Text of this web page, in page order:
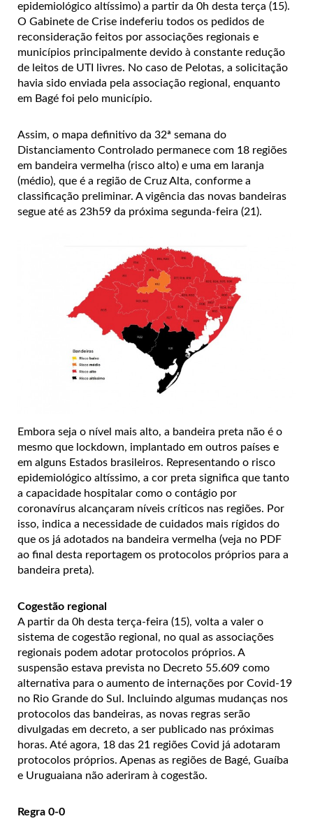
epidemiológico altíssimo) a partir da 0h desta terça (15).
O Gabinete de Crise indeferiu todos os pedidos de
reconsideração feitos por associações regionais e
municípios principalmente devido à constante redução
de leitos de UTI livres. No caso de Pelotas, a solicitação
havia sido enviada pela associação regional, enquanto
em Bagé foi pelo município.
Assim, o mapa definitivo da 32ª semana do
Distanciamento Controlado permanece com 18 regiões
em bandeira vermelha (risco alto) e uma em laranja
(médio), que é a região de Cruz Alta, conforme a
classificação preliminar. A vigência das novas bandeiras
segue até as 23h59 da próxima segunda-feira (21).
Embora seja o nível mais alto, a bandeira preta não é o
mesmo que lockdown, implantado em outros países e
em alguns Estados brasileiros. Representando o risco
epidemiológico altíssimo, a cor preta significa que tanto
a capacidade hospitalar como o contágio por
coronavírus alcançaram níveis críticos nas regiões. Por
isso, indica a necessidade de cuidados mais rígidos do
que os já adotados na bandeira vermelha (veja no PDF
ao final desta reportagem os protocolos próprios para a
bandeira preta).
Cogestão regional
A partir da 0h desta terça-feira (15), volta a valer o
sistema de cogestão regional, no qual as associações
regionais podem adotar protocolos próprios. A
suspensão estava prevista no Decreto 55.609 como
alternativa para o aumento de internações por Covid-19
no Rio Grande do Sul. Incluindo algumas mudanças nos
protocolos das bandeiras, as novas regras serão
divulgadas em decreto, a ser publicado nas próximas
horas. Até agora, 18 das 21 regiões Covid já adotaram
protocolos próprios. Apenas as regiões de Bagé, Guaíba
e Uruguaiana não aderiram à cogestão.
Regra 0-0